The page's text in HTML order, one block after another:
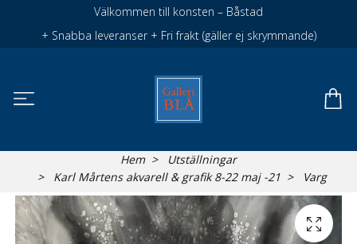
Välkommen till konsten – Båstad
+ Snabba leveranser + Fri frakt (gäller ej skrymmande)
Hem
Utställningar
Karl Mårtens akvarell & grafik 8-22 maj -21
Varg